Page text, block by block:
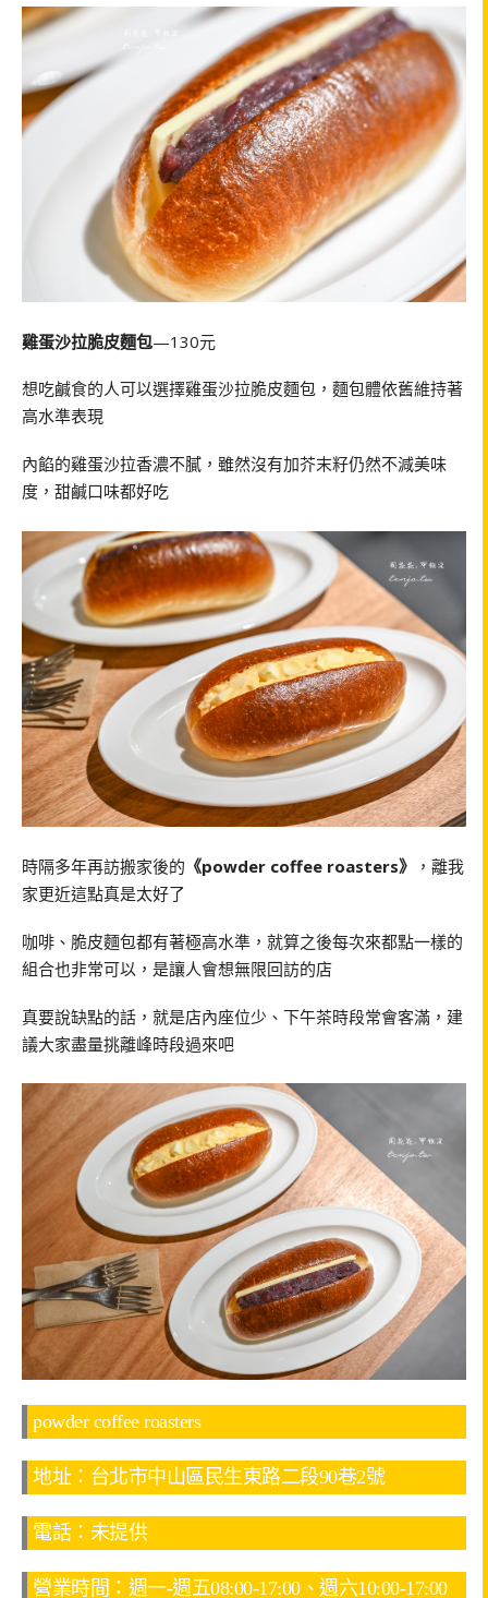
雞蛋沙拉脆皮麵包—130元
想吃鹹食的人可以選擇雞蛋沙拉脆皮麵包，麵包體依舊維持著
高水準表現
內餡的雞蛋沙拉香濃不膩，雖然沒有加芥末籽仍然不減美味
度，甜鹹口味都好吃
時隔多年再訪搬家後的 《powder coffee roasters》
，離我
家更近這點真是太好了
咖啡、脆皮麵包都有著極高水準，就算之後每次來都點一樣的
組合也非常可以，是讓人會想無限回訪的店
真要說缺點的話，就是店內座位少、下午茶時段常會客滿，建
議大家盡量挑離峰時段過來吧
powder coffee roasters
地址：台北市中山區民生東路二段90巷2號
電話：未提供
營業時間：週一-週五08:00-17:00、週六10:00-17:00